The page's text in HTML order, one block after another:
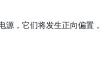
，它们将发生正向偏置，